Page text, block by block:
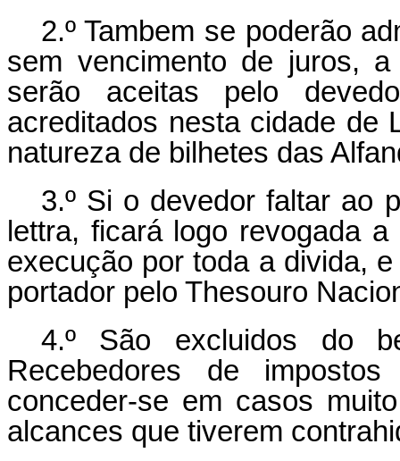
2.º Tambem se poderão
sem vencimento de juros,
serão aceitas pelo
acreditados nesta cidade de
natureza de bilhetes das
3.º Si o devedor faltar ao
lettra, ficará logo revogada
execução por toda a divida,
portador pelo Thesouro
4.º São excluidos do
Recebedores de
conceder-se em casos
alcances que tiverem